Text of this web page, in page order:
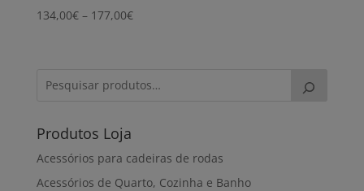
134,00€ – 177,00€Price
177,00€
Produtos Loja
Acessórios para cadeiras de rodas
Acessórios de Quarto, Cozinha e Banho